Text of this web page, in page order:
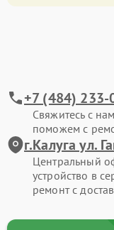
+7 (484) 233-
Свяжитесь с
поможем с
г.Калуга ул.
Центральный
устройство в
ремонт с